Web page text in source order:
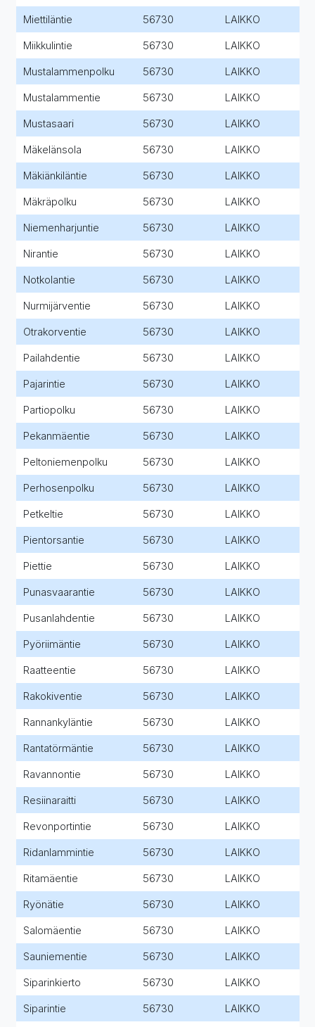
Miettiläntie 56730 LAIKKO
Miikkulintie 56730 LAIKKO
Mustalammenpolku 56730 LAIKKO
Mustalammentie 56730 LAIKKO
Mustasaari 56730 LAIKKO
Mäkelänsola 56730 LAIKKO
Mäkiänkiläntie 56730 LAIKKO
Mäkräpolku 56730 LAIKKO
Niemenharjuntie 56730 LAIKKO
Nirantie 56730 LAIKKO
Notkolantie 56730 LAIKKO
Nurmijärventie 56730 LAIKKO
Otrakorventie 56730 LAIKKO
Pailahdentie 56730 LAIKKO
Pajarintie 56730 LAIKKO
Partiopolku 56730 LAIKKO
Pekanmäentie 56730 LAIKKO
Peltoniemenpolku 56730 LAIKKO
Perhosenpolku 56730 LAIKKO
Petkeltie 56730 LAIKKO
Pientorsantie 56730 LAIKKO
Piettie 56730 LAIKKO
Punasvaarantie 56730 LAIKKO
Pusanlahdentie 56730 LAIKKO
Pyöriimäntie 56730 LAIKKO
Raatteentie 56730 LAIKKO
Rakokiventie 56730 LAIKKO
Rannankyläntie 56730 LAIKKO
Rantatörmäntie 56730 LAIKKO
Ravannontie 56730 LAIKKO
Resiinaraitti 56730 LAIKKO
Revonportintie 56730 LAIKKO
Ridanlammintie 56730 LAIKKO
Ritamäentie 56730 LAIKKO
Ryönätie 56730 LAIKKO
Salomäentie 56730 LAIKKO
Sauniementie 56730 LAIKKO
Siparinkierto 56730 LAIKKO
Siparintie 56730 LAIKKO